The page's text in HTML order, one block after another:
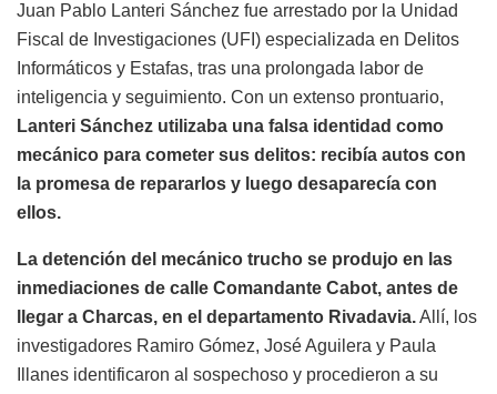
Juan Pablo Lanteri Sánchez fue arrestado por la Unidad
Fiscal de Investigaciones (UFI) especializada en Delitos
Informáticos y Estafas, tras una prolongada labor de
inteligencia y seguimiento. Con un extenso prontuario,
Lanteri Sánchez utilizaba una falsa identidad como
mecánico para cometer sus delitos: recibía autos con
la promesa de repararlos y luego desaparecía con
ellos.
La detención del mecánico trucho se produjo en las
inmediaciones de calle Comandante Cabot, antes de
llegar a Charcas, en el departamento Rivadavia.Allí, los
investigadores Ramiro Gómez, José Aguilera y Paula
Illanes identificaron al sospechoso y procedieron a su